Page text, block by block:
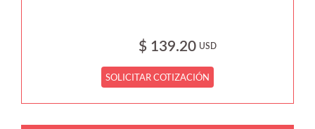
$ 139.20 USD
SOLICITAR COTIZACIÓN